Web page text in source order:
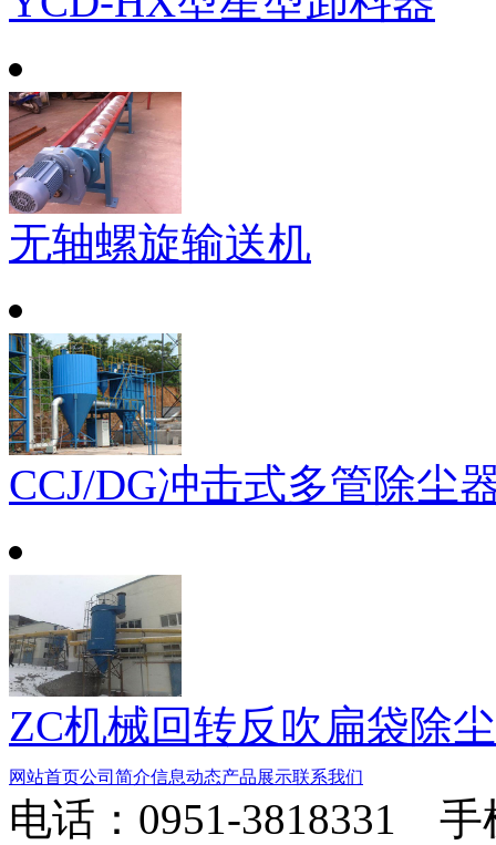
无轴螺旋输送机
CCJ/DG冲击式多管除尘
ZC机械回转反吹扁袋除
网站首页公司简介信息动态产品展示联系我们
电话：0951-3818331 手